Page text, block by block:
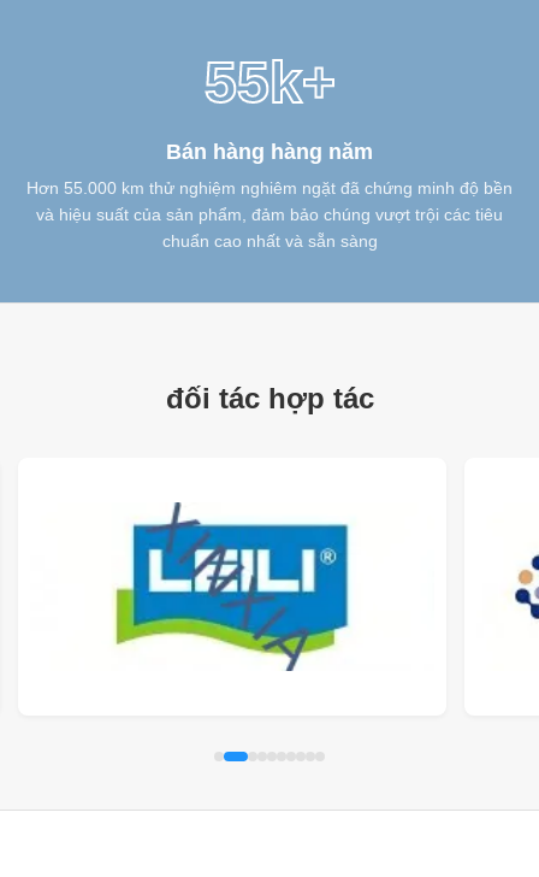
55k+
Bán hàng hàng năm
Hơn 55.000 km thử nghiệm nghiêm ngặt đã chứng minh độ bền
và hiệu suất của sản phẩm, đảm bảo chúng vượt trội các tiêu
chuẩn cao nhất và sẵn sàng
đối tác hợp tác